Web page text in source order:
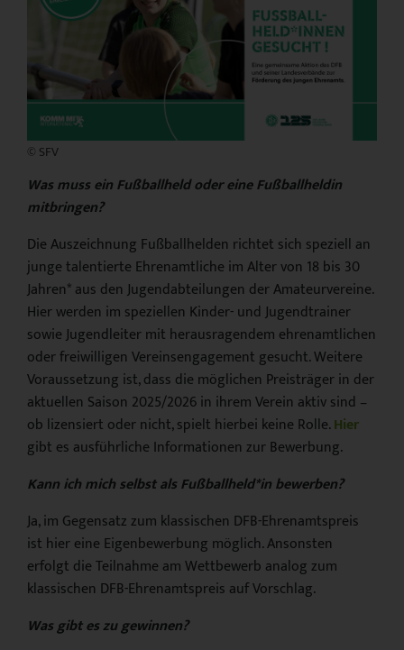
© SFV
Was muss ein Fußballheld oder eine Fußballheldin
mitbringen?
Die Auszeichnung Fußballhelden richtet sich speziell an
junge talentierte Ehrenamtliche im Alter von 18 bis 30
Jahren* aus den Jugendabteilungen der Amateurvereine.
Hier werden im speziellen Kinder- und Jugendtrainer
sowie Jugendleiter mit herausragendem ehrenamtlichen
oder freiwilligen Vereinsengagement gesucht. Weitere
Voraussetzung ist, dass die möglichen Preisträger in der
aktuellen Saison 2025/2026 in ihrem Verein aktiv sind –
ob lizensiert oder nicht, spielt hierbei keine Rolle.Hier
gibt es ausführliche Informationen zur Bewerbung.
Kann ich mich selbst als Fußballheld*in bewerben?
Ja, im Gegensatz zum klassischen DFB-Ehrenamtspreis
ist hier eine Eigenbewerbung möglich. Ansonsten
erfolgt die Teilnahme am Wettbewerb analog zum
klassischen DFB-Ehrenamtspreis auf Vorschlag.
Was gibt es zu gewinnen?